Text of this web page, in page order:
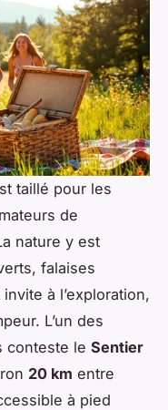
taillé pour les
de
nature y est
falaises
à l’exploration,
L’un des
conteste le Sentier
20 km entre
à pied